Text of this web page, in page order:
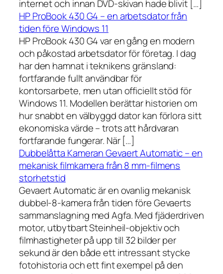
internet och innan DVD-skivan hade blivit […]
HP ProBook 430 G4 – en arbetsdator från
tiden före Windows 11
HP ProBook 430 G4 var en gång en modern
och påkostad arbetsdator för företag. I dag
har den hamnat i teknikens gränsland:
fortfarande fullt användbar för
kontorsarbete, men utan officiellt stöd för
Windows 11. Modellen berättar historien om
hur snabbt en välbyggd dator kan förlora sitt
ekonomiska värde – trots att hårdvaran
fortfarande fungerar. När […]
Dubbelåtta Kameran Gevaert Automatic – en
mekanisk filmkamera från 8 mm-filmens
storhetstid
Gevaert Automatic är en ovanlig mekanisk
dubbel-8-kamera från tiden före Gevaerts
sammanslagning med Agfa. Med fjäderdriven
motor, utbytbart Steinheil-objektiv och
filmhastigheter på upp till 32 bilder per
sekund är den både ett intressant stycke
fotohistoria och ett fint exempel på den